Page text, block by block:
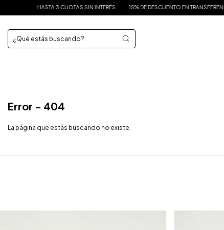
HASTA 3 CUOTAS SIN INTERÉS 15% DE DESCUENTO EN TRANSFERENCIA
Error - 404
La página que estás buscando no existe.